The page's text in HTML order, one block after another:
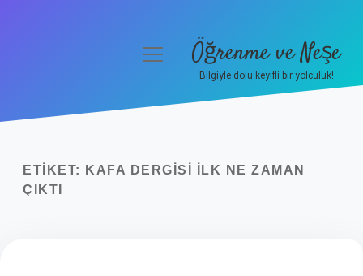
Yasal Uyarı
menüyüÖğrenme ve Neşe
Bilgiyle dolu keyifli bir yolculuk!
ETIKET:
KAFA DERGISI ILK NE ZAMAN
ÇIKTI